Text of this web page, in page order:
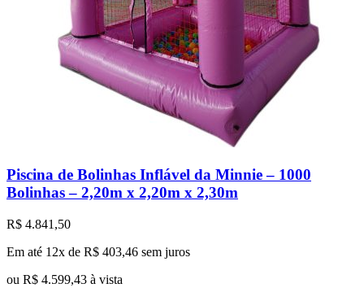
Piscina de Bolinhas Inflável da Minnie – 1000
Bolinhas – 2,20m x 2,20m x 2,30m
R$ 4.841,50
Em até 12x de R$ 403,46 sem juros
ou R$ 4.599,43 à vista